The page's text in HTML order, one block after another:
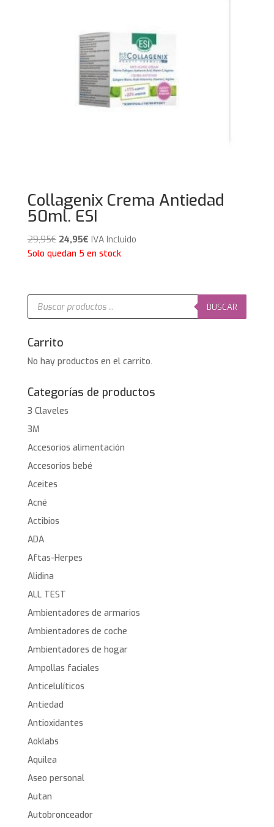
Collagenix Crema Antiedad
50ml. ESI
29,95€ El
precio
29,95€.
24,95€El
precio
24,95€.
IVA Incluido
Solo quedan 5 en stock
Búsqueda
productos
BUSCAR
Carrito
No hay productos en el carrito.
Categorías de productos
3 Claveles
3M
Accesorios alimentación
Accesorios bebé
Aceites
Acné
Actibios
ADA
Aftas-Herpes
Alidina
ALL TEST
Ambientadores de armarios
Ambientadores de coche
Ambientadores de hogar
Ampollas faciales
Anticelulíticos
Antiedad
Antioxidantes
Aoklabs
Aquilea
Aseo personal
Autan
Autobronceador